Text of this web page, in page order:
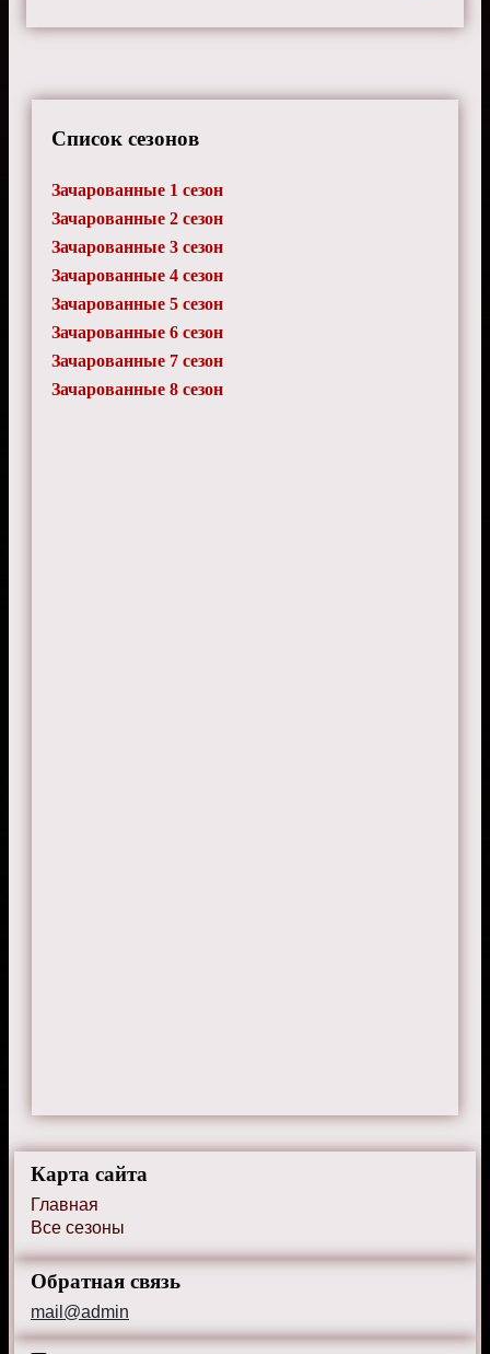
Список сезонов
Зачарованные 1 сезон
Зачарованные 2 сезон
Зачарованные 3 сезон
Зачарованные 4 сезон
Зачарованные 5 сезон
Зачарованные 6 сезон
Зачарованные 7 сезон
Зачарованные 8 сезон
Карта сайта
Главная
Все сезоны
Обратная связь
mail@admin